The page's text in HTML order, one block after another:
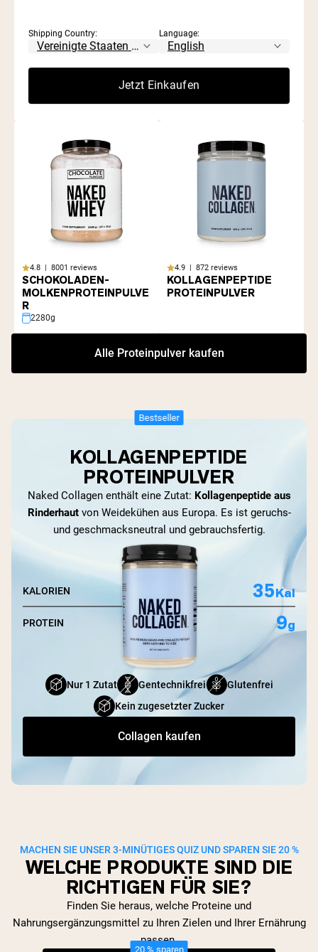
4.8 | 8001 reviews
MOLKENPROTEINPULVE
R AUS WEIDEHALTUNG
2280g
4.8 | 8001 reviews
VANILLE WHEY
PROTEINPULVER
2280g
4.8 | 8001 reviews
SCHOKOLADEN-
MOLKENPROTEINPULVE
R
2280g
4.9 | 872 reviews
KOLLAGENPEPTIDE
PROTEINPULVER
Alle Proteinpulver kaufen
Bestseller
KOLLAGENPEPTIDE
PROTEINPULVER
Naked Collagen enthält eine Zutat: Kollagenpeptide aus
Rinderhautvon Weidekühen aus Europa. Es ist geruchs-
und geschmacksneutral und gebrauchsfertig.
Nur 1 Zutat Gentechnikfrei
Glutenfrei
Kein zugesetzter Zucker
KALORIEN 35Kal
PROTEIN 9g
Collagen kaufen
MACHEN SIE UNSER 3-MINÜTIGES QUIZ UND SPAREN SIE 20 %
WELCHE PRODUKTE SIND DIE
RICHTIGEN FÜR SIE?
Finden Sie heraus, welche Proteine und
Nahrungsergänzungsmittel zu Ihren Zielen und Ihrer Ernährung
passen.
20 % sparen
Shipping Country: Language:
Jetzt Einkaufen